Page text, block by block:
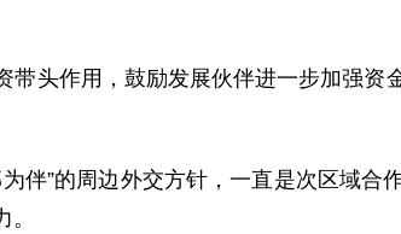
头作用，鼓励发展伙伴进一步加强资
”的周边外交方针，一直是次区域合